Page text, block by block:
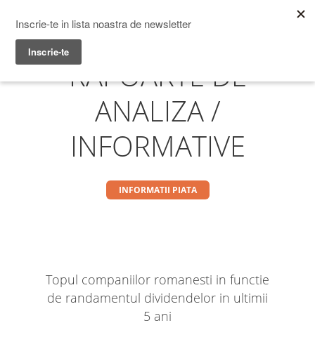
Menu
Prime Transaction
RAPOARTE DE
ANALIZA /
INFORMATIVE
INFORMATII PIATA
Topul companiilor romanesti in functie
de randamentul dividendelor in ultimii
5 ani